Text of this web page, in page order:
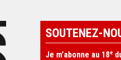
SOUTENEZ-
Je m’abonne au 18e